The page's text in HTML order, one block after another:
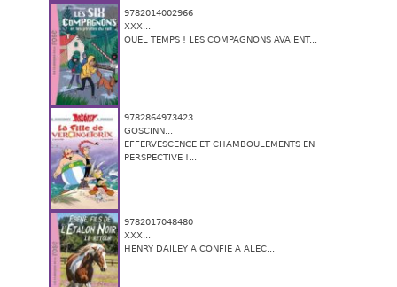
9782014002966
XXX...
QUEL TEMPS ! LES COMPAGNONS AVAIENT...
9782864973423
GOSCINN...
EFFERVESCENCE ET CHAMBOULEMENTS EN
PERSPECTIVE !...
9782017048480
XXX...
HENRY DAILEY A CONFIÉ À ALEC...